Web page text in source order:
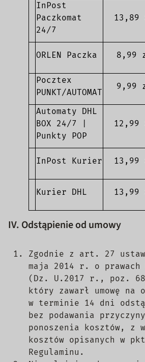
InPost
Paczkomat
24/7
13,89
ORLEN Paczka 8,99
Pocztex
PUNKT/AUTOMAT
9,99
Automaty DHL
BOX 24/7 |
Punkty POP
12,99
InPost Kurier 13,99
Kurier DHL 13,99
IV. Odstąpienie od umowy
Zgodnie z art. 27
maja 2014 r. o prawach
(Dz. U.2017 r., poz.
który zawarł umowę na
w terminie 14 dni
bez podawania
ponoszenia kosztów, z
kosztów opisanych w
Regulaminu.